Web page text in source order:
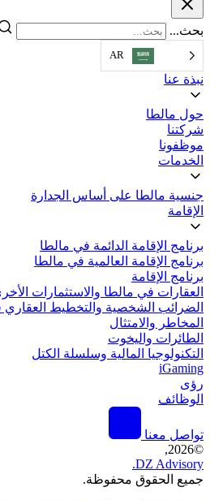
بحث...
AR
نبذة عنا
حول مالطا
شركتنا
موظفونا
الخدمات
جنسية مالطا على أساس الجدارة
الإقامة
برنامج الإقامة الدائمة في مالطا
برنامج الإقامة العالمية في مالطا
برنامج الإقامة
العقارات في مالطا والاستثمارات
الضرائب الشخصية والتخطيط العقاري
المخاطر والامتثال
الطائرات واليخوت
التكنولوجيا المالية وسلسلة الكتل
iGaming
رؤى
الوظائف
تواصل معنا
©
2026,
DZ Advisory.
جميع الحقوق محفوظة.